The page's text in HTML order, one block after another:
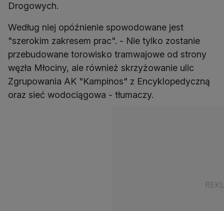
Drogowych.
Według niej opóźnienie spowodowane jest
"szerokim zakresem prac". - Nie tylko zostanie
przebudowane torowisko tramwajowe od strony
węzła Młociny, ale również skrzyżowanie ulic
Zgrupowania AK "Kampinos" z Encyklopedyczną
oraz sieć wodociągowa - tłumaczy.